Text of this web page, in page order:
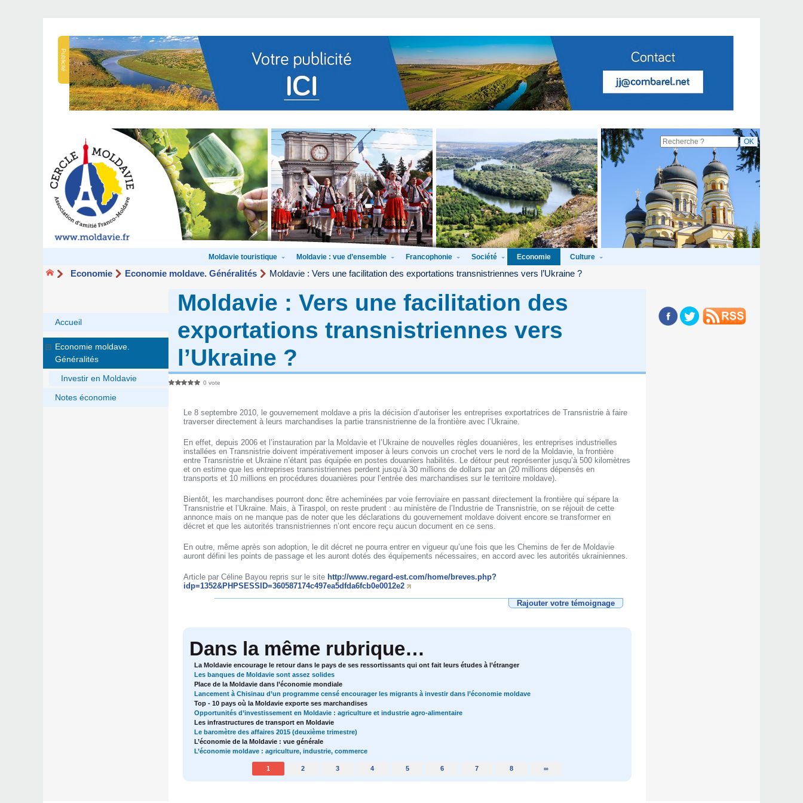
Publicité
Moldavie touristique Moldavie : vue d’ensemble Francophonie Société Economie Culture
Economie Economie moldave. Généralités Moldavie : Vers une facilitation des exportations transnistriennes vers l’Ukraine ?
Moldavie : Vers une facilitation des
exportations transnistriennes vers
l’Ukraine ?
0 vote
Le 8 septembre 2010, le gouvernement moldave a pris la décision d’autoriser les entreprises exportatrices de Transnistrie à faire
traverser directement à leurs marchandises la partie transnistrienne de la frontière avec l’Ukraine.
En effet, depuis 2006 et l’instauration par la Moldavie et l’Ukraine de nouvelles règles douanières, les entreprises industrielles
installées en Transnistrie doivent impérativement imposer à leurs convois un crochet vers le nord de la Moldavie, la frontière
entre Transnistrie et Ukraine n’étant pas équipée en postes douaniers habilités. Le détour peut représenter jusqu’à 500 kilomètres
et on estime que les entreprises transnistriennes perdent jusqu’à 30 millions de dollars par an (20 millions dépensés en
transports et 10 millions en procédures douanières pour l’entrée des marchandises sur le territoire moldave).
Bientôt, les marchandises pourront donc être acheminées par voie ferroviaire en passant directement la frontière qui sépare la
Transnistrie et l’Ukraine. Mais, à Tiraspol, on reste prudent : au ministère de l’Industrie de Transnistrie, on se réjouit de cette
annonce mais on ne manque pas de noter que les déclarations du gouvernement moldave doivent encore se transformer en
décret et que les autorités transnistriennes n’ont encore reçu aucun document en ce sens.
En outre, même après son adoption, le dit décret ne pourra entrer en vigueur qu’une fois que les Chemins de fer de Moldavie
auront défini les points de passage et les auront dotés des équipements nécessaires, en accord avec les autorités ukrainiennes.
Article par Céline Bayou repris sur le site http://www.regard-est.com/home/breves.php?
idp=1352&PHPSESSID=360587174c497ea5dfda6fcb0e0012e2
Rajouter votre témoignage
Dans la même rubrique…
La Moldavie encourage le retour dans le pays de ses ressortissants qui ont fait leurs études à l’étranger
Les banques de Moldavie sont assez solides
Place de la Moldavie dans l’économie mondiale
Lancement à Chisinau d’un programme censé encourager les migrants à investir dans l’économie moldave
Top - 10 pays où la Moldavie exporte ses marchandises
Opportunités d’investissement en Moldavie : agriculture et industrie agro-alimentaire
Les infrastructures de transport en Moldavie
Le baromètre des affaires 2015 (deuxième trimestre)
L’économie de la Moldavie : vue générale
L’économie moldave : agriculture, industrie, commerce
1 2 3 4 5 6 7 8 ∞
Accueil
Economie moldave.
Généralités
Investir en Moldavie
Notes économie